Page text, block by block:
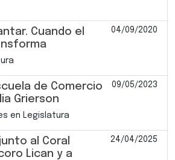
Cuando el
04/09/2020
de Comercio
Grierson
09/05/2023
en Legislatura
al Coral
Lican y a
24/04/2025